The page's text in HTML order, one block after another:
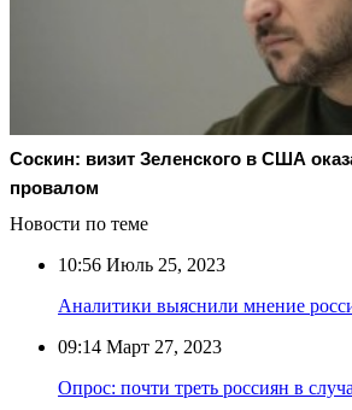
Соскин: визит Зеленского в США
провалом
Новости по теме
10:56 Июль 25, 2023
Аналитики выяснили мнение
09:14 Март 27, 2023
Опрос: почти треть россиян в